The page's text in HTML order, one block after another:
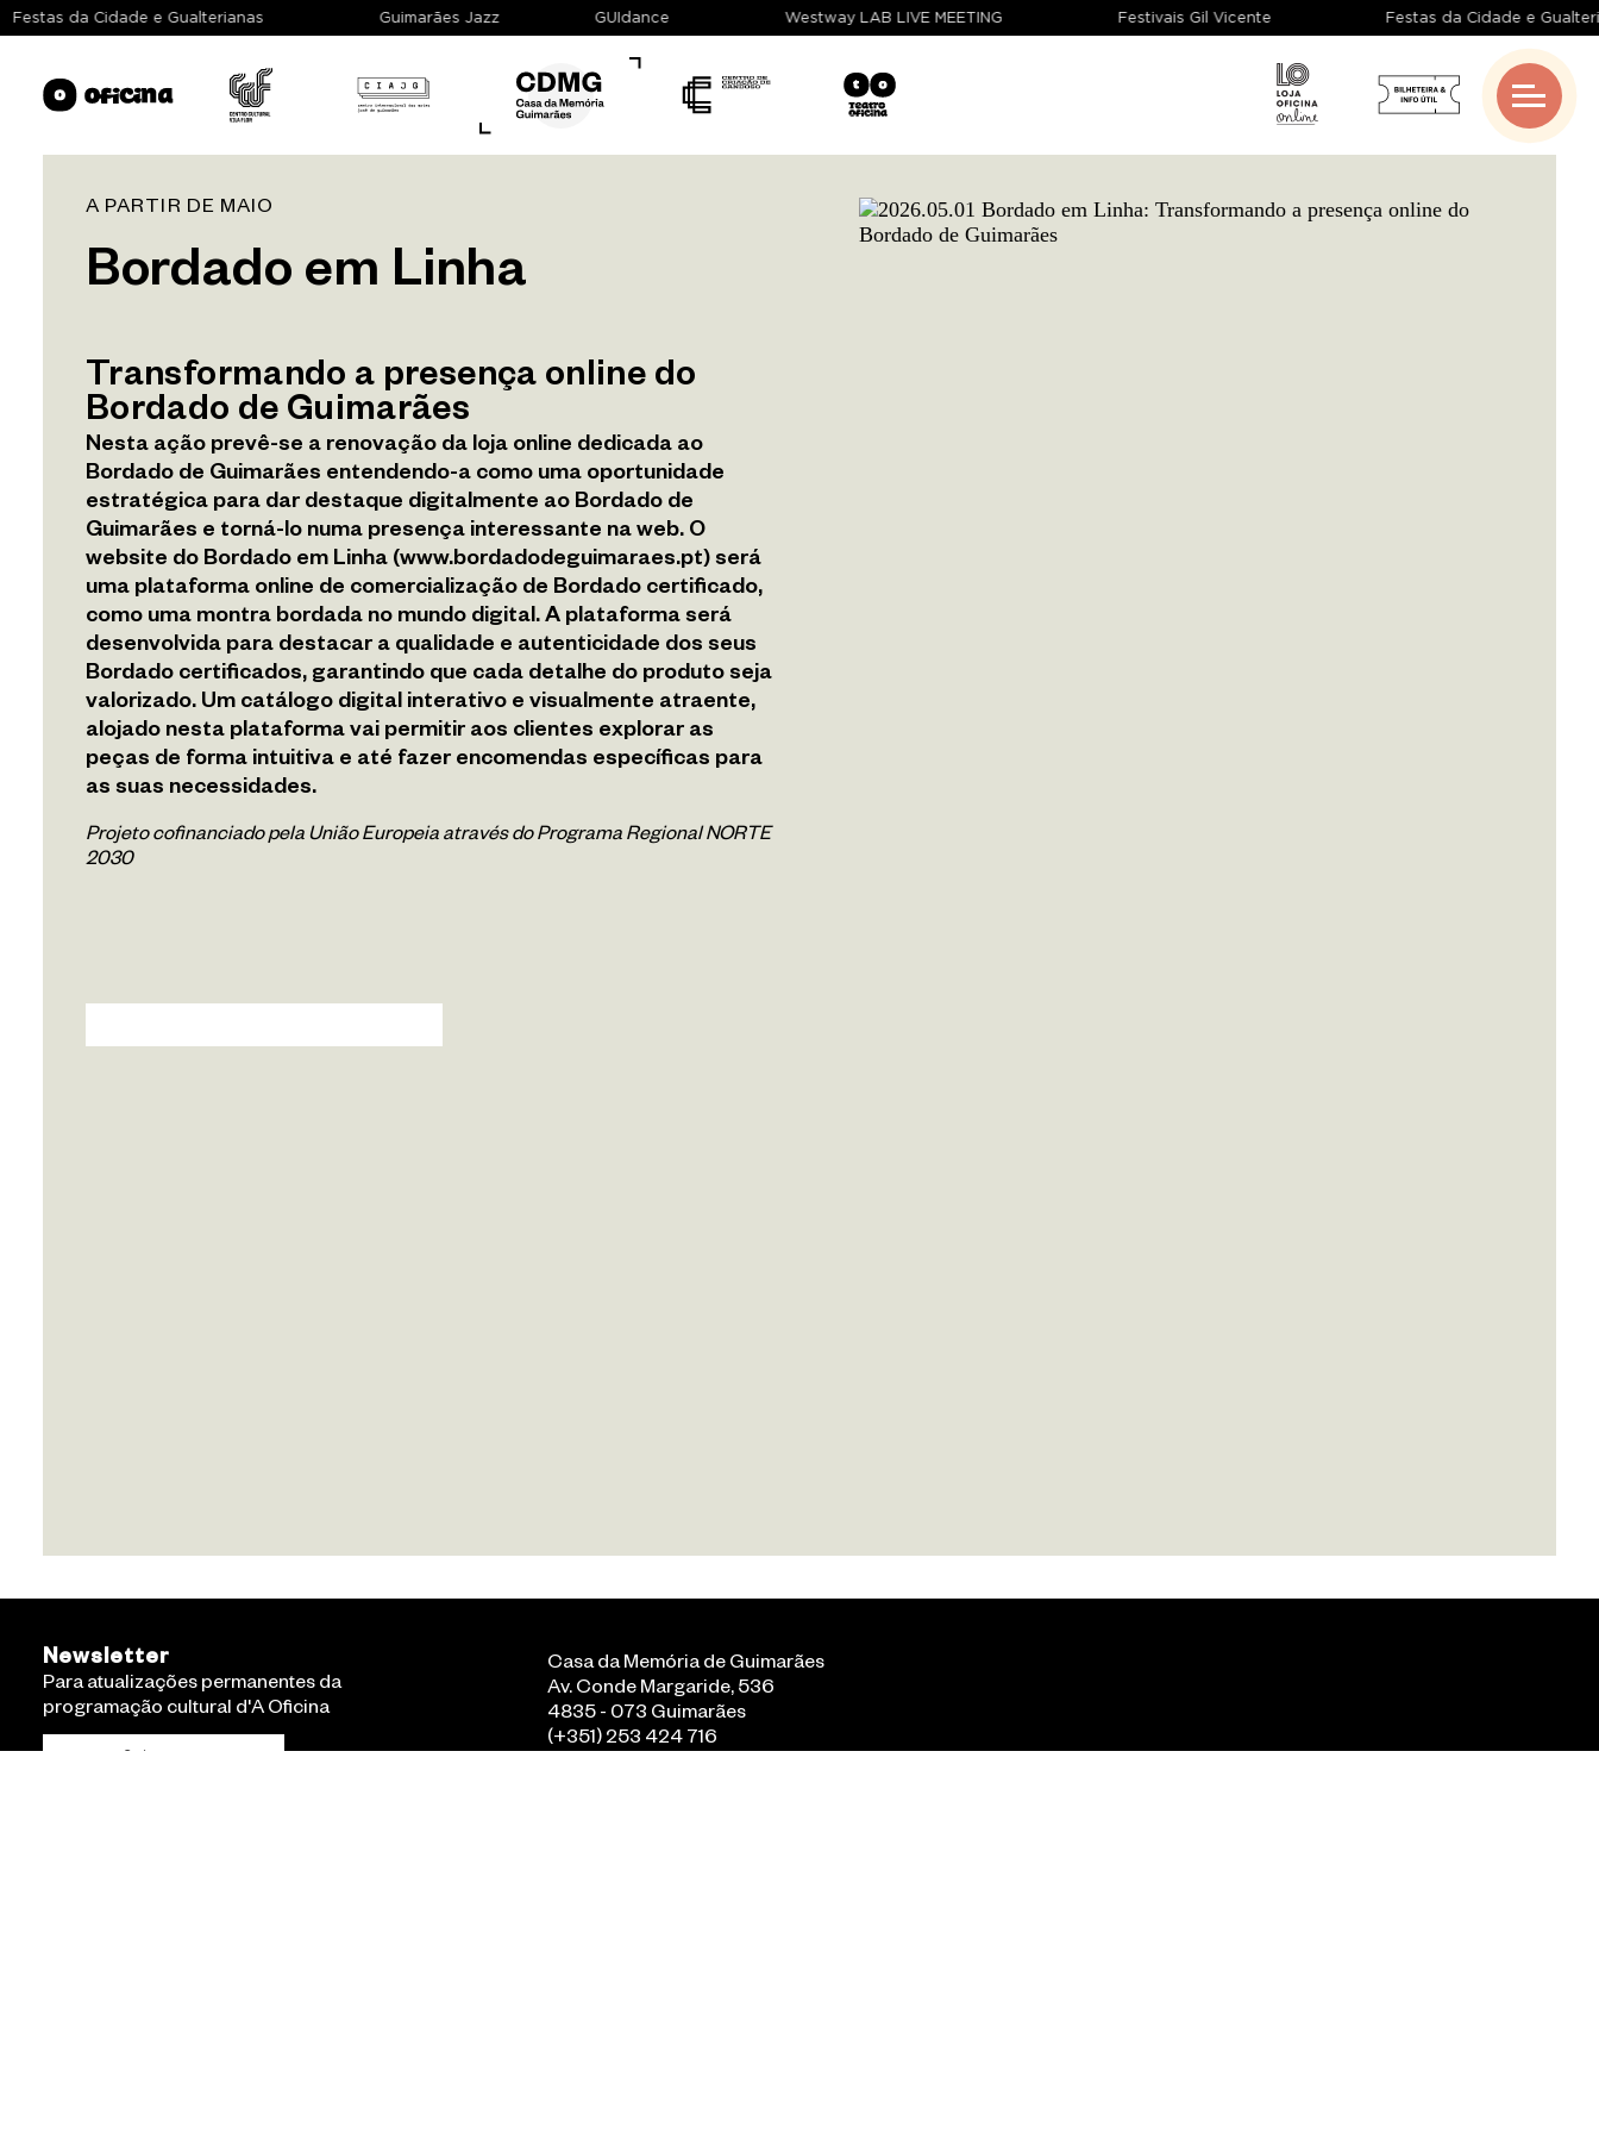
Festas da Cidade e Gualterianas Guimarães Jazz GUIdance Westway LAB LIVE MEETING Festivais Gil Vicente Festas da Cidade e
Sobre
Exposição
Programação
Arquivo
Repositório
Veduta
PT EN
A PARTIR DE MAIO
Bordado em Linha
Transformando a presença online do
Bordado de Guimarães
Nesta ação prevê-se a renovação da loja online dedicada ao
Bordado de Guimarães entendendo-a como uma oportunidade
estratégica para dar destaque digitalmente ao Bordado de
Guimarães e torná-lo numa presença interessante na web. O
website do Bordado em Linha (www.bordadodeguimaraes.pt) será
uma plataforma online de comercialização de Bordado certificado,
como uma montra bordada no mundo digital. A plataforma será
desenvolvida para destacar a qualidade e autenticidade dos seus
Bordado certificados, garantindo que cada detalhe do produto seja
valorizado. Um catálogo digital interativo e visualmente atraente,
alojado nesta plataforma vai permitir aos clientes explorar as
peças de forma intuitiva e até fazer encomendas específicas para
as suas necessidades.
Projeto cofinanciado pela União Europeia através do Programa Regional NORTE
2030
Newsletter
Para atualizações permanentes da
programação cultural d'A Oficina
Casa da Memória de Guimarães
Av. Conde Margaride, 536
4835 - 073 Guimarães
(+351) 253 424 716